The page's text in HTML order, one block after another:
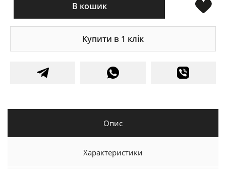
В кошик
Купити в 1 клік
Опис
Характеристики